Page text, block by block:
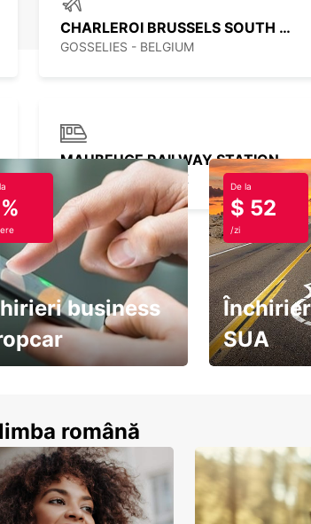
CHARLEROI BRUSSELS SOUTH AIRPORT
GOSSELIES - BELGIUM
MAUBEUGE RAILWAY STATION - SERVICE POINT
MAUBEUGE - FRANCE
business
De la
$ 52
/zi
SUA
română